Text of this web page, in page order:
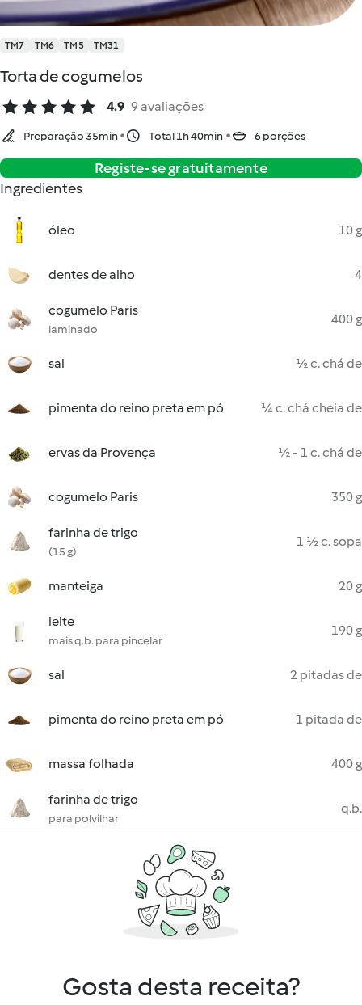
TM7 TM6 TM5 TM31
Torta de cogumelos
4.9 9 avaliações
Preparação 35min Total 1h 40min 6 porções
Registe-se gratuitamente
Ingredientes
óleo 10 g
dentes de alho 4
cogumelo Paris
laminado
400 g
sal ½ c. chá de
pimenta do reino preta em pó ¼ c. chá cheia de
ervas da Provença ½ - 1 c. chá de
cogumelo Paris 350 g
farinha de trigo
(15 g)
1 ½ c. sopa
manteiga 20 g
leite
mais q.b. para pincelar
190 g
sal 2 pitadas de
pimenta do reino preta em pó 1 pitada de
massa folhada 400 g
farinha de trigo
para polvilhar
q.b.
Gosta desta receita?